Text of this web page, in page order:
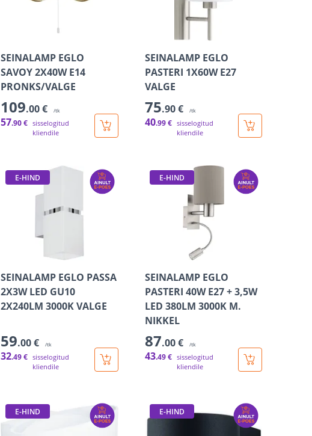
SEINALAMP EGLO
SAVOY 2X40W E14
PRONKS/VALGE
109.00 € /tk
57.90 € sisselogitud
kliendile
SEINALAMP EGLO
PASTERI 1X60W E27
VALGE
75.90 € /tk
40.99 € sisselogitud
kliendile
E-HIND
SEINALAMP EGLO PASSA
2X3W LED GU10
2X240LM 3000K VALGE
59.00 € /tk
32.49 € sisselogitud
kliendile
E-HIND
SEINALAMP EGLO
PASTERI 40W E27 + 3,5W
LED 380LM 3000K M.
NIKKEL
87.00 € /tk
43.49 € sisselogitud
kliendile
E-HIND E-HIND